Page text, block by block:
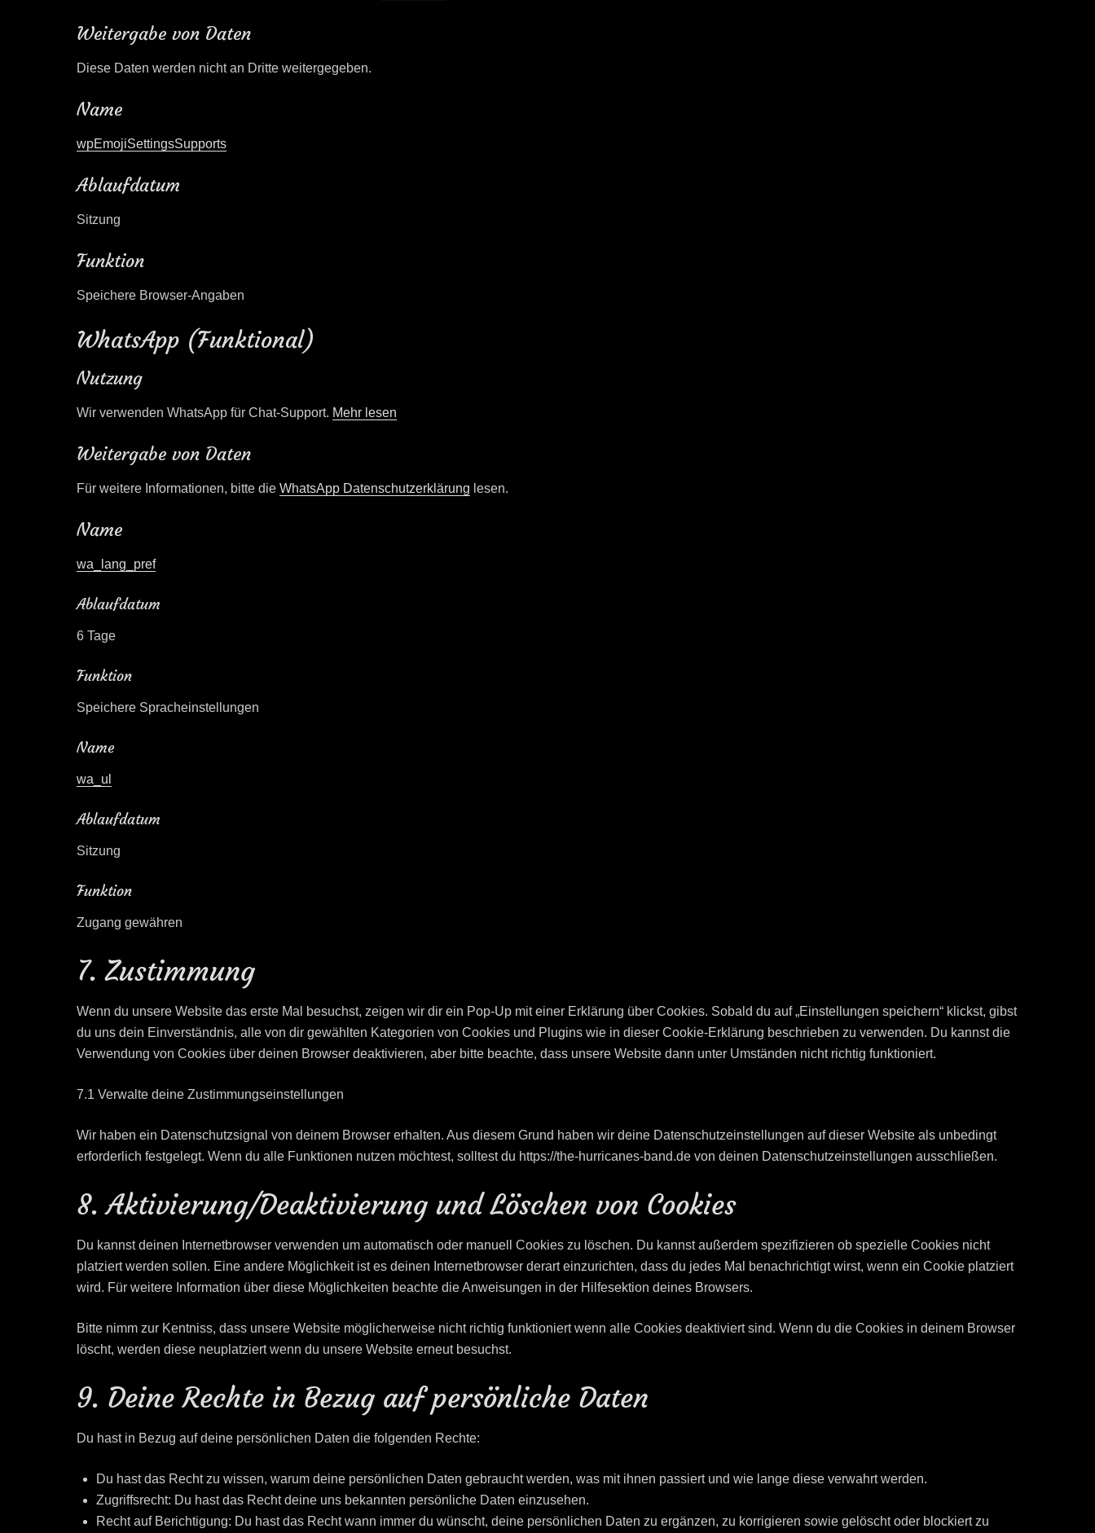
Weitergabe von Daten
Diese Daten werden nicht an Dritte weitergegeben.
Name
wpEmojiSettingsSupports
Ablaufdatum
Sitzung
Funktion
Speichere Browser-Angaben
WhatsApp (Funktional)
Nutzung
Wir verwenden WhatsApp für Chat-Support. Mehr lesen
Weitergabe von Daten
Für weitere Informationen, bitte dieWhatsApp Datenschutzerklärung lesen.
Name
wa_lang_pref
Ablaufdatum
6 Tage
Funktion
Speichere Spracheinstellungen
Name
wa_ul
Ablaufdatum
Sitzung
Funktion
Zugang gewähren
7. Zustimmung
Wenn du unsere Website das erste Mal besuchst, zeigen wir dir ein Pop-Up mit einer Erklärung über Cookies. Sobald du auf „Einstellungen speichern“ klickst, gibst
du uns dein Einverständnis, alle von dir gewählten Kategorien von Cookies und Plugins wie in dieser Cookie-Erklärung beschrieben zu verwenden. Du kannst die
Verwendung von Cookies über deinen Browser deaktivieren, aber bitte beachte, dass unsere Website dann unter Umständen nicht richtig funktioniert.
7.1 Verwalte deine Zustimmungseinstellungen
Wir haben ein Datenschutzsignal von deinem Browser erhalten. Aus diesem Grund haben wir deine Datenschutzeinstellungen auf dieser Website als unbedingt
erforderlich festgelegt. Wenn du alle Funktionen nutzen möchtest, solltest du https://the-hurricanes-band.de von deinen Datenschutzeinstellungen ausschließen.
8. Aktivierung/Deaktivierung und Löschen von Cookies
Du kannst deinen Internetbrowser verwenden um automatisch oder manuell Cookies zu löschen. Du kannst außerdem spezifizieren ob spezielle Cookies nicht
platziert werden sollen. Eine andere Möglichkeit ist es deinen Internetbrowser derart einzurichten, dass du jedes Mal benachrichtigt wirst, wenn ein Cookie platziert
wird. Für weitere Information über diese Möglichkeiten beachte die Anweisungen in der Hilfesektion deines Browsers.
Bitte nimm zur Kentniss, dass unsere Website möglicherweise nicht richtig funktioniert wenn alle Cookies deaktiviert sind. Wenn du die Cookies in deinem Browser
löscht, werden diese neuplatziert wenn du unsere Website erneut besuchst.
9. Deine Rechte in Bezug auf persönliche Daten
Du hast in Bezug auf deine persönlichen Daten die folgenden Rechte:
Du hast das Recht zu wissen, warum deine persönlichen Daten gebraucht werden, was mit ihnen passiert und wie lange diese verwahrt werden.
Zugriffsrecht: Du hast das Recht deine uns bekannten persönliche Daten einzusehen.
Recht auf Berichtigung: Du hast das Recht wann immer du wünscht, deine persönlichen Daten zu ergänzen, zu korrigieren sowie gelöscht oder blockiert zu